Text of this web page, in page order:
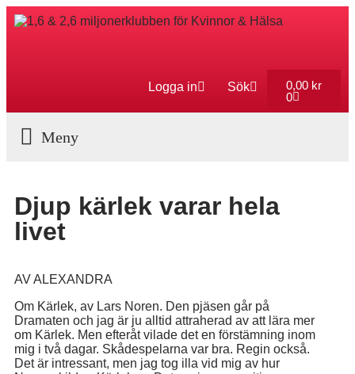
Logga in Sök 0,00 kr
0
Djup kärlek varar hela
livet
AV ALEXANDRA
Om Kärlek, av Lars Noren. Den pjäsen går på
Dramaten och jag är ju alltid attraherad av att lära mer
om Kärlek. Men efteråt vilade det en förstämning inom
mig i två dagar. Skådespelarna var bra. Regin också.
Det är intressant, men jag tog illa vid mig av hur